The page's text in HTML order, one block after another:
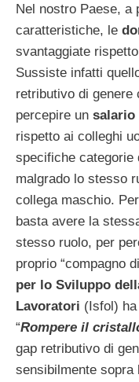
Nel nostro Paese, a
caratteristiche, le
svantaggiate
Sussiste infatti
retributivo di genere
percepire un salario
rispetto ai colleghi
specifiche categorie
malgrado lo stesso
collega maschio.
basta avere la
stesso ruolo, per
proprio “compagno
per lo Sviluppo
Lavoratori (Isfol) ha
“Rompere il
gap retributivo di
sensibilmente sopra